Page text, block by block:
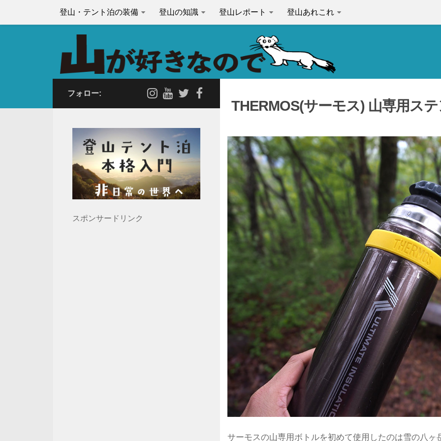
登山・テント泊の装備 登山の知識 登山レポート 登山あれこれ
THERMOS(サーモス) 山専用ス
サーモスの山専用ボトルを初めて使用したのは雪の八ヶ
フォロー:
スポンサードリンク